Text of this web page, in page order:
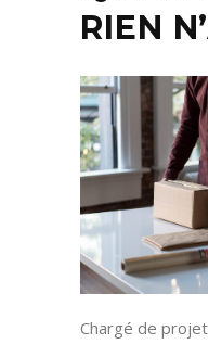
RIEN
Chargé de